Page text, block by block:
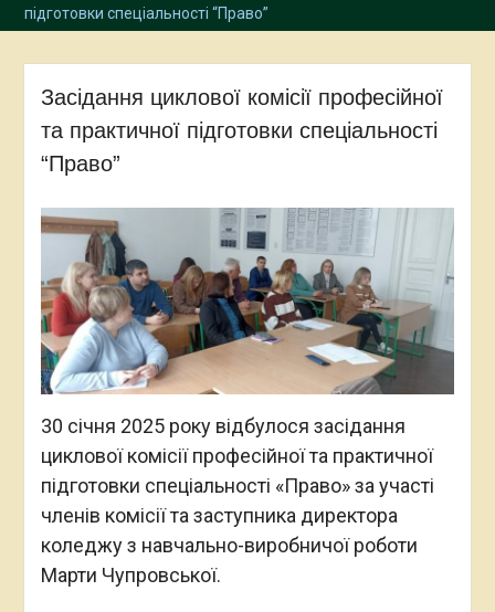
підготовки спеціальності “Право”
Засідання циклової комісії професійної
та практичної підготовки спеціальності
“Право”
30 січня 2025 року відбулося засідання
циклової комісії професійної та практичної
підготовки спеціальності «Право» за участі
членів комісії та заступника директора
коледжу з навчально-виробничої роботи
Марти Чупровської.